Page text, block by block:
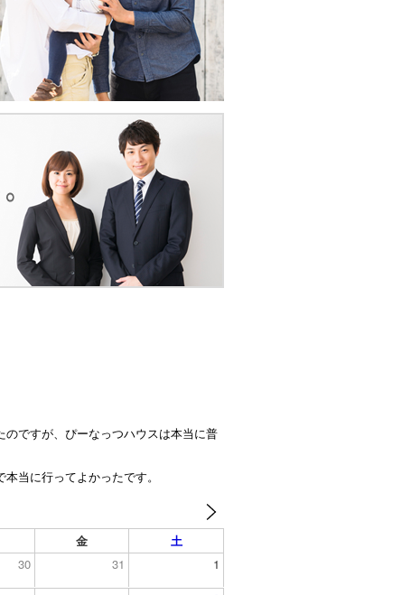
ですが、ぴーなっつハウスは本当に普
当に行ってよかったです。
金
土
30 31 1